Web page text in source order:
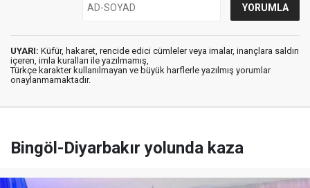
UYARI: Küfür, hakaret, rencide edici cümleler veya imalar, inançlara saldırı
içeren, imla kuralları ile yazılmamış,
Türkçe karakter kullanılmayan ve büyük harflerle yazılmış yorumlar
onaylanmamaktadır.
Bingöl-Diyarbakır yolunda kaza